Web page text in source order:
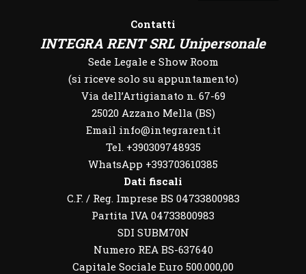
Contatti
INTEGRA RENT SRL Unipersonale
Sede Legale e Show Room
(si riceve solo su appuntamento)
Via dell’Artigianato n. 67-69
25020 Azzano Mella (BS)
Email info@integrarent.it
Tel. +390309748935
WhatsApp +393703610385
Dati fiscali
C.F. / Reg. Imprese BS 04733800983
Partita IVA 04733800983
SDI SUBM70N
Numero REA BS-637640
Capitale Sociale Euro 500.000,00